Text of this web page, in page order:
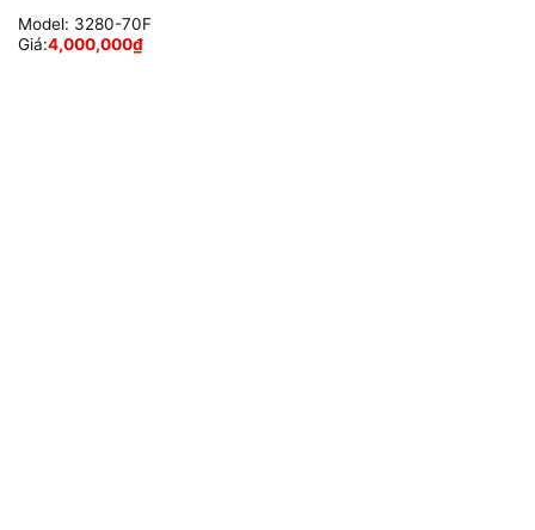
Model: 3280-70F
Giá:4,000,000₫